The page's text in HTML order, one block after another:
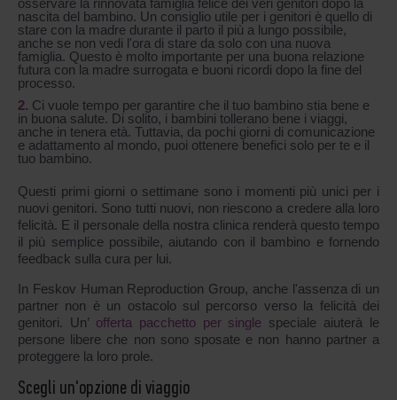
nascita del bambino. Un consiglio utile per i genitori è quello di
stare con la madre durante il parto il più a lungo possibile,
anche se non vedi l'ora di stare da solo con una nuova
famiglia. Questo è molto importante per una buona relazione
futura con la madre surrogata e buoni ricordi dopo la fine del
processo.
Ci vuole tempo per garantire che il tuo bambino stia bene e
in buona salute. Di solito, i bambini tollerano bene i viaggi,
anche in tenera età. Tuttavia, da pochi giorni di comunicazione
e adattamento al mondo, puoi ottenere benefici solo per te e il
tuo bambino.
Questi primi giorni o settimane sono i momenti più unici per i
nuovi genitori. Sono tutti nuovi, non riescono a credere alla loro
felicità. E il personale della nostra clinica renderà questo tempo
il più semplice possibile, aiutando con il bambino e fornendo
feedback sulla cura per lui.
In Feskov Human Reproduction Group, anche l'assenza di un
partner non è un ostacolo sul percorso verso la felicità dei
genitori. Un’ offerta pacchetto per single speciale aiuterà le
persone libere che non sono sposate e non hanno partner a
proteggere la loro prole.
Scegli un'opzione di viaggio